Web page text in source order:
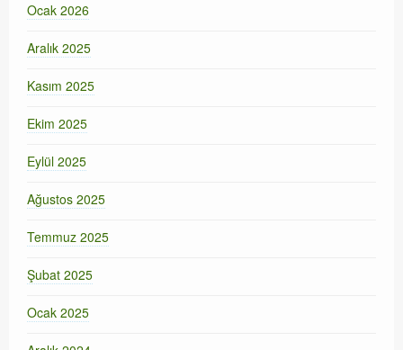
Ocak 2026
Aralık 2025
Kasım 2025
Ekim 2025
Eylül 2025
Ağustos 2025
Temmuz 2025
Şubat 2025
Ocak 2025